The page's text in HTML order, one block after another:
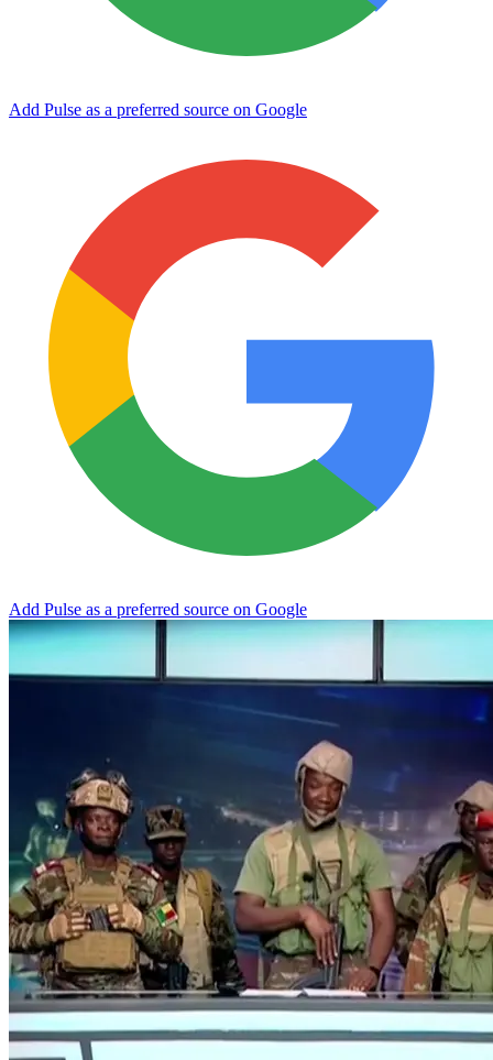
Add Pulse as a preferred source on Google
Add Pulse as a preferred source on Google